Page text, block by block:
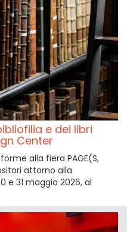
e dei libri
Center
alla fiera PAGE(S,
attorno alla
e 31 maggio 2026, al